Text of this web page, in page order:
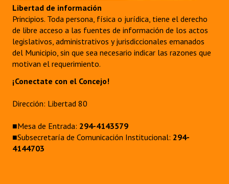
Libertad de información
Principios. Toda persona, física o jurídica, tiene el derecho
de libre acceso a las fuentes de información de los actos
legislativos, administrativos y jurisdiccionales emanados
del Municipio, sin que sea necesario indicar las razones que
motivan el requerimiento.
¡Conectate con el Concejo!
Dirección: Libertad 80
■Mesa de Entrada: 294-4143579
■Subsecretaría de Comunicación Institucional: 294-
4144703